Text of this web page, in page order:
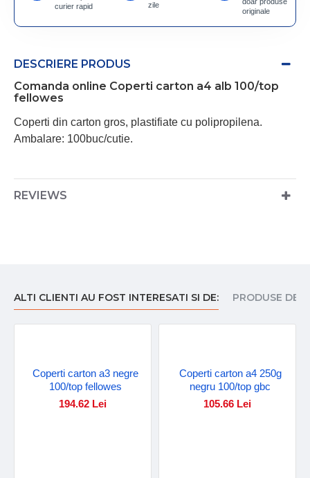
curier rapid
zile
originale
DESCRIERE PRODUS
Comanda online Coperti carton a4 alb 100/top
fellowes
Coperti din carton gros, plastifiate cu polipropilena.
Ambalare: 100buc/cutie.
REVIEWS
ALTI CLIENTI AU FOST INTERESATI SI DE: PRODUSE DE
Coperti carton a3 negre
100/top fellowes
194.62 Lei
Coperti carton a4 250g
negru 100/top gbc
105.66 Lei